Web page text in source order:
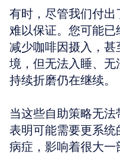
有时，尽管我们付
难以保证。您可能已
减少咖啡因摄入，
境，但无法入睡、
持续折磨仍在继续。
当这些自助策略无
表明可能需要更系统
病症，影响着很大